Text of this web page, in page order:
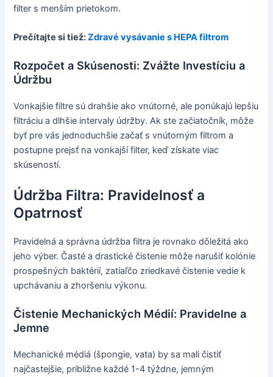
filter s menším prietokom.
Prečítajte si tiež:Zdravé vysávanie s HEPA filtrom
Rozpočet a Skúsenosti: Zvážte Investíciu a
Údržbu
Vonkajšie filtre sú drahšie ako vnútorné, ale ponúkajú lepšiu
filtráciu a dlhšie intervaly údržby. Ak ste začiatočník, môže
byť pre vás jednoduchšie začať s vnútorným filtrom a
postupne prejsť na vonkajší filter, keď získate viac
skúseností.
Údržba Filtra: Pravidelnosť a
Opatrnosť
Pravidelná a správna údržba filtra je rovnako dôležitá ako
jeho výber. Časté a drastické čistenie môže narušiť kolónie
prospešných baktérií, zatiaľčo zriedkavé čistenie vedie k
upchávaniu a zhoršeniu výkonu.
Čistenie Mechanických Médií: Pravidelne a
Jemne
Mechanické médiá (špongie, vata) by sa mali čistiť
najčastejšie, približne každé 1-4 týždne, jemným